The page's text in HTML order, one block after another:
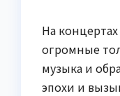
На
огромные
музыка и
эпохи и